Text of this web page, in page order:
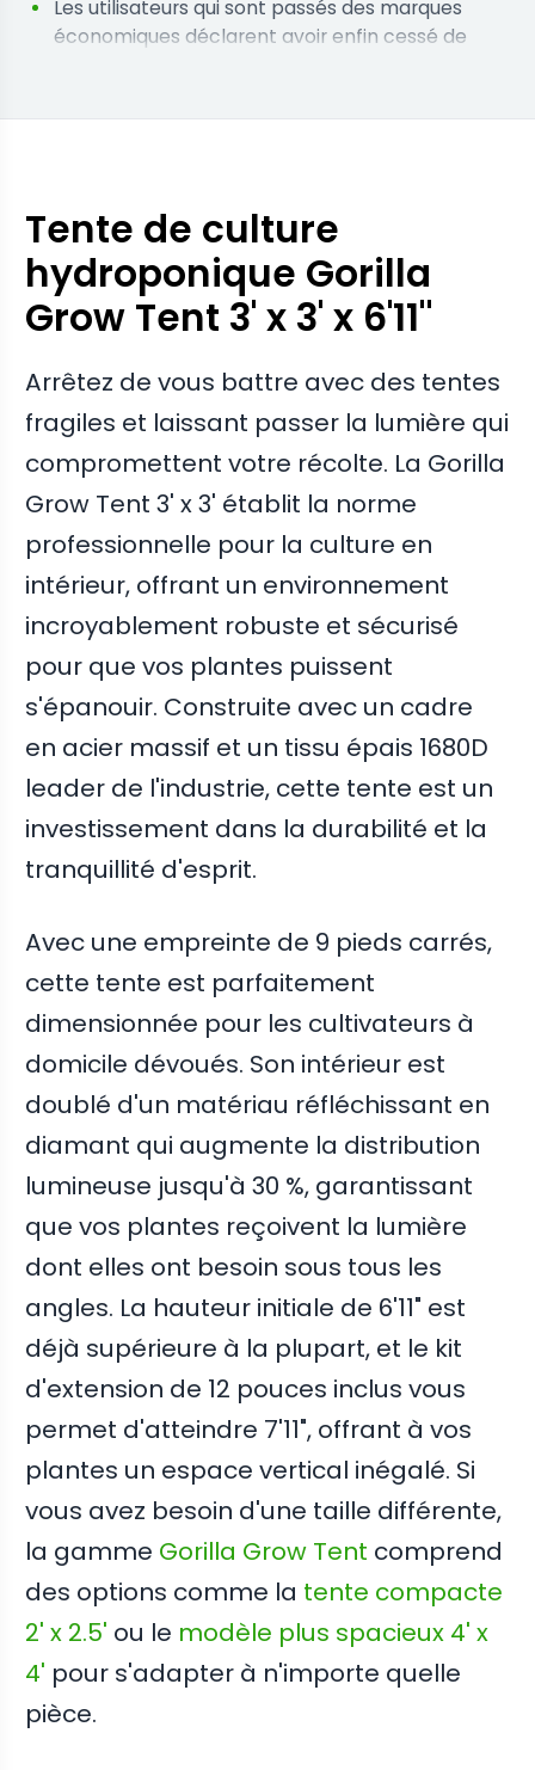
Les utilisateurs qui sont passés des marques
économiques déclarent avoir enfin cessé de
rapportent que le cadre rigide reste
Tente de culture
hydroponique Gorilla
Grow Tent 3' x 3' x 6'11"
Arrêtez de vous battre avec des tentes
fragiles et laissant passer la lumière qui
compromettent votre récolte. La Gorilla
Grow Tent 3' x 3' établit la norme
professionnelle pour la culture en
intérieur, offrant un environnement
incroyablement robuste et sécurisé
pour que vos plantes puissent
s'épanouir. Construite avec un cadre
en acier massif et un tissu épais 1680D
leader de l'industrie, cette tente est un
investissement dans la durabilité et la
tranquillité d'esprit.
Avec une empreinte de 9 pieds carrés,
cette tente est parfaitement
dimensionnée pour les cultivateurs à
domicile dévoués. Son intérieur est
doublé d'un matériau réfléchissant en
diamant qui augmente la distribution
lumineuse jusqu'à 30 %, garantissant
que vos plantes reçoivent la lumière
dont elles ont besoin sous tous les
angles. La hauteur initiale de 6'11" est
déjà supérieure à la plupart, et le kit
d'extension de 12 pouces inclus vous
permet d'atteindre 7'11", offrant à vos
plantes un espace vertical inégalé. Si
vous avez besoin d'une taille différente,
la gamme Gorilla Grow Tent comprend
des options comme la tente compacte
2' x 2.5' ou le modèle plus spacieux 4' x
4' pour s'adapter à n'importe quelle
pièce.